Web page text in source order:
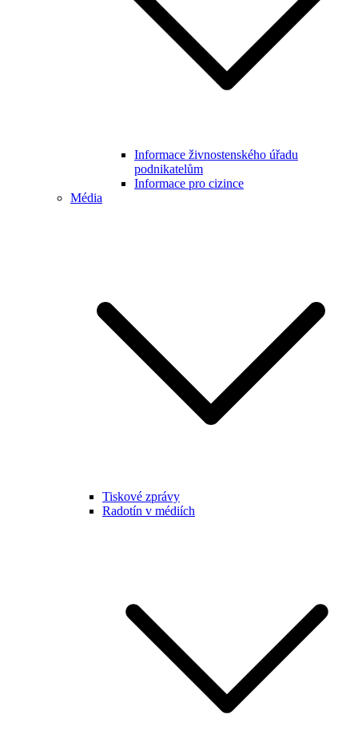
Informace živnostenského úřadu
podnikatelům
Informace pro cizince
Média
Tiskové zprávy
Radotín v médiích